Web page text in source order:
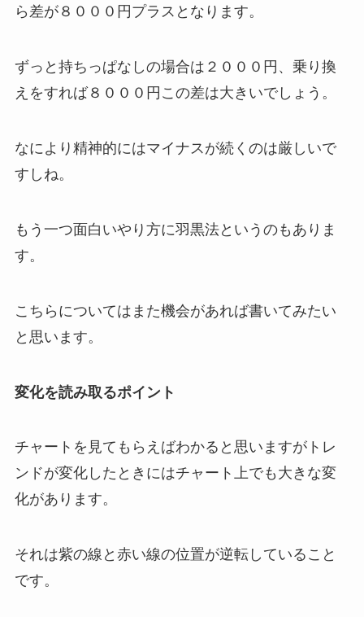
ら差が８０００円プラスとなります。
ずっと持ちっぱなしの場合は２０００円、乗り換
えをすれば８０００円この差は大きいでしょう。
なにより精神的にはマイナスが続くのは厳しいで
すしね。
もう一つ面白いやり方に羽黒法というのもありま
す。
こちらについてはまた機会があれば書いてみたい
と思います。
変化を読み取るポイント
チャートを見てもらえばわかると思いますがトレ
ンドが変化したときにはチャート上でも大きな変
化があります。
それは紫の線と赤い線の位置が逆転していること
です。